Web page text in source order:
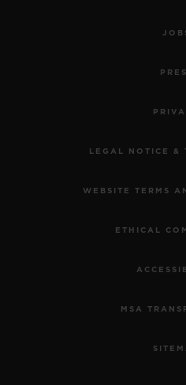
LEGAL NOTICE &
WEBSITE TERMS
ETHICAL
MSA